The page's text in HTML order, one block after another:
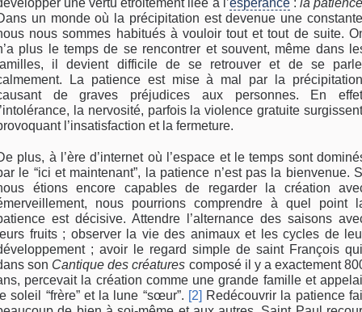
une vertu étroitement liée à l’espérance: la
un monde où la précipitation est devenue une
nous sommes habitués à vouloir tout et tout de suite.
plus le temps de se rencontrer et souvent, même dans
il devient difficile de se retrouver et de se
La patience est mise à mal par la
de graves préjudices aux personnes. En
la nervosité, parfois la violence gratuite
l’insatisfaction et la fermeture.
plus, à l’ère d’internet où l’espace et le temps sont
le “ici et maintenant”, la patience n’est pas la bienvenue.
étions encore capables de regarder la création
nous pourrions comprendre à quel point
est décisive. Attendre l’alternance des saisons
fruits ; observer la vie des animaux et les cycles de
; avoir le regard simple de saint François
son Cantique des créatures composé il y a exactement
percevait la création comme une grande famille et
soleil “frère” et la lune “sœur”. [2] Redécouvrir la patience